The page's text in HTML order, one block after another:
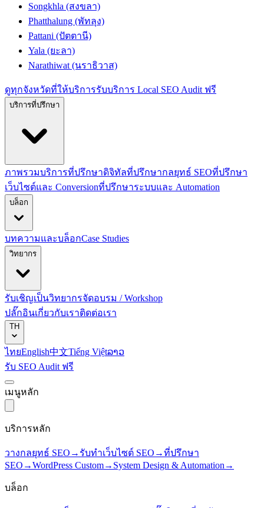
Songkhla (สงขลา)
Phatthalung (พัทลุง)
Pattani (ปัตตานี)
Yala (ยะลา)
Narathiwat (นราธิวาส)
ดูทุกจังหวัดที่ให้บริการรับบริการ Local SEO Audit ฟรี
บริการที่ปรึกษา
ภาพรวมบริการที่ปรึกษาดิจิทัลที่ปรึกษากลยุทธ์ SEOที่ปรึกษา
เว็บไซต์และ Conversionที่ปรึกษาระบบและ Automation
บล็อก
บทความและบล็อกCase Studies
วิทยากร
รับเชิญเป็นวิทยากรจัดอบรม / Workshop
ปลั๊กอินเกี่ยวกับเราติดต่อเรา
TH
ไทยEnglish中文Tiếng Việtລາວ
รับ SEO Audit ฟรี
เมนูหลัก
บริการหลัก
วางกลยุทธ์ SEO → รับทำเว็บไซต์ SEO →ที่ปรึกษา
SEO →WordPress Custom→ System Design & Automation →
บล็อก